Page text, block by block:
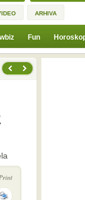
ARHIVA
Fun